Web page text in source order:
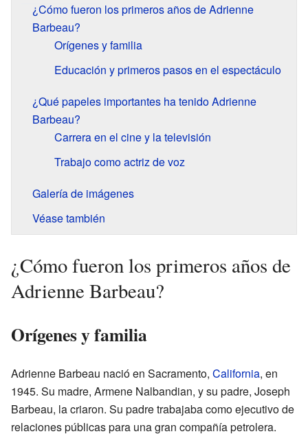
¿Cómo fueron los primeros años de Adrienne
Barbeau?
Orígenes y familia
Educación y primeros pasos en el espectáculo
¿Qué papeles importantes ha tenido Adrienne
Barbeau?
Carrera en el cine y la televisión
Trabajo como actriz de voz
Galería de imágenes
Véase también
¿Cómo fueron los primeros años de
Adrienne Barbeau?
Orígenes y familia
Adrienne Barbeau nació en Sacramento, California, en
1945. Su madre, Armene Nalbandian, y su padre, Joseph
Barbeau, la criaron. Su padre trabajaba como ejecutivo de
relaciones públicas para una gran compañía petrolera.